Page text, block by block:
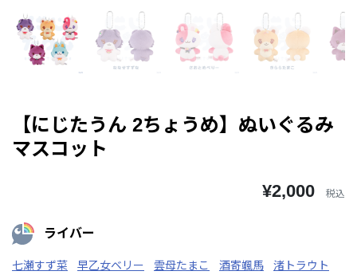
【にじたうん 2ちょうめ】ぬいぐるみ
マスコット
¥2,000 税込
ライバー
七瀬すず菜 早乙女ベリー 雲母たまこ 酒寄颯馬 渚トラウト